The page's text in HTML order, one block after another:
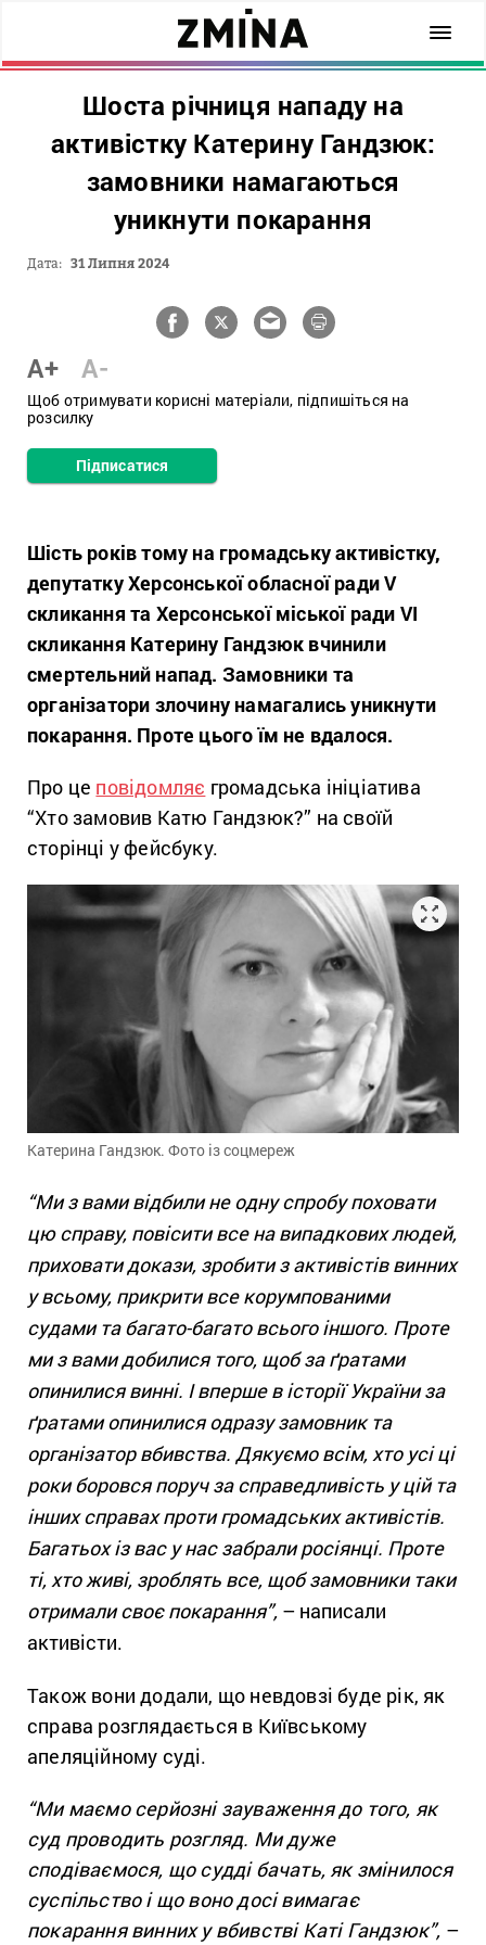
Шоста річниця нападу на
активістку Катерину Гандзюк:
замовники намагаються
уникнути покарання
Дата: 31 Липня 2024
A+ A-
Щоб отримувати корисні матеріали, підпишіться на
розсилку
Підписатися
Шість років тому на громадську активістку,
депутатку Херсонської обласної ради V
скликання та Херсонської міської ради VI
скликання Катерину Гандзюк вчинили
смертельний напад. Замовники та
організатори злочину намагались уникнути
покарання. Проте цього їм не вдалося.
Про це повідомляє громадська ініціатива
“Хто замовив Катю Гандзюк?” на своїй
сторінці у фейсбуку.
Катерина Гандзюк. Фото із соцмереж
“Ми з вами відбили не одну спробу поховати
цю справу, повісити все на випадкових людей,
приховати докази, зробити з активістів винних
у всьому, прикрити все корумпованими
судами та багато-багато всього іншого. Проте
ми з вами добилися того, щоб за ґратами
опинилися винні. І вперше в історії України за
ґратами опинилися одразу замовник та
організатор вбивства. Дякуємо всім, хто усі ці
роки боровся поруч за справедливість у цій та
інших справах проти громадських активістів.
Багатьох із вас у нас забрали росіянці. Проте
ті, хто живі, зроблять все, щоб замовники таки
отримали своє покарання”, – написали
активісти.
Також вони додали, що невдовзі буде рік, як
справа розглядається в Київському
апеляційному суді.
“Ми маємо серйозні зауваження до того, як
суд проводить розгляд. Ми дуже
сподіваємося, що судді бачать, як змінилося
суспільство і що воно досі вимагає
покарання винних у вбивстві Каті Гандзюк”, –